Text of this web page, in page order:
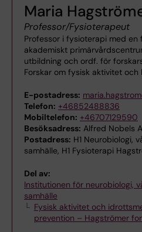
Maria
Professor/Fysioterapeut
Professor i fysioterapi med en
akademiskt
utbildning och ordf. för
Forskar om fysisk aktivitet och
E-postadress:
Telefon: +46852488836
Mobiltelefon: +46707129590
Besöksadress: Alfred Nobels
Postadress: H1 Neurobiologi,
samhälle, H1 Fysioterapi
Del av:
Institutionen för neurobiologi,
samhälle
Fysisk aktivitet och
prevention – Hagströmer